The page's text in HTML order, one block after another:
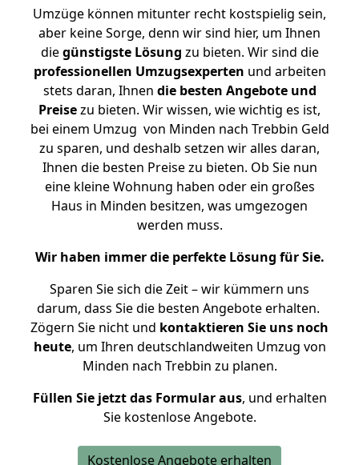
Umzüge können mitunter recht kostspielig sein,
aber keine Sorge, denn wir sind hier, um Ihnen
diegünstigste Lösung zu bieten. Wir sind die
professionellen Umzugsexperten und arbeiten
stets daran, Ihnen die besten Angebote und
Preisezu bieten. Wir wissen, wie wichtig es ist,
bei einem Umzug von Minden nach Trebbin Geld
zu sparen, und deshalb setzen wir alles daran,
Ihnen die besten Preise zu bieten. Ob Sie nun
eine kleine Wohnung haben oder ein großes
Haus in Minden besitzen, was umgezogen
werden muss.
Wir haben immer die perfekte Lösung für Sie.
Sparen Sie sich die Zeit – wir kümmern uns
darum, dass Sie die besten Angebote erhalten.
Zögern Sie nicht und kontaktieren Sie uns noch
heute, um Ihren deutschlandweiten Umzug von
Minden nach Trebbin zu planen.
Füllen Sie jetzt das Formular aus, und erhalten
Sie kostenlose Angebote.
Kostenlose Angebote erhalten